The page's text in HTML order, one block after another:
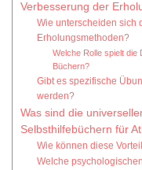
Verbesserung der
Wie unterscheiden sich
Erholungsmethoden?
Welche Rolle spielt die
Büchern?
Gibt es spezifische
werden?
Was sind die
Selbsthilfebüchern für
Wie können diese
Welche